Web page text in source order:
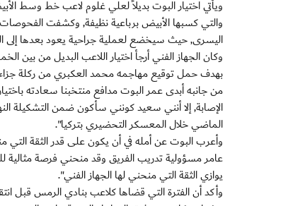
ويأتي اختيار البوت بديلاً لعلي غلوم لاعب خط وسط
والتي كسبها الأبيض برباعية نظيفة, وكشفت
اليسرى, حيث سيخضع لعملية جراحية يعود بعدها إلى
وكان الجهاز الفني أرجأ اختيار اللاعب البديل من بين
بهدف حمل توقيع مهاجمه محمد العكبري من ركلة جزاء,
من جانبه أبدى عمر البوت مدافع منتخبنا سعادته
الإصابة, إلا أنني سعيد كونني سأكون ضمن التشكيلة
الماضي خلال المعسكر التحضيري بتركيا".
وأعرب البوت عن أمله في أن يكون على قدر الثقة التي
عامر مسؤولية تدريب الفريق وقد منحني فرصة مثالية
يوازي الثقة التي منحني لها الجهاز الفني".
وأكد أن الفترة التي قضاها كلاعب بنادي الرمس قبل